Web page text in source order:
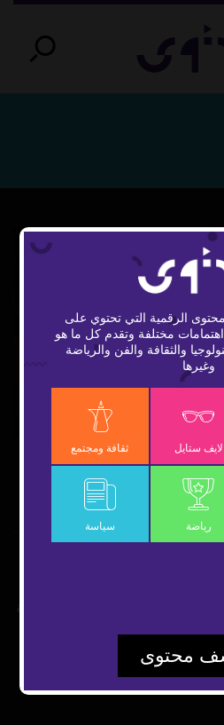
Play
Video
بوقف التدخلات العسكرية
الولايات المتحدة في أفغانستان
اضطر قائد العمليات في الجيش
الرقمية التي تحتوي على
مختلفة وتقدم كل ما هو
والثقافة والفن والرياضة
وغيرها
لايف ستايل ثقافة ومجتمع
رياضة سياسة
محتوى